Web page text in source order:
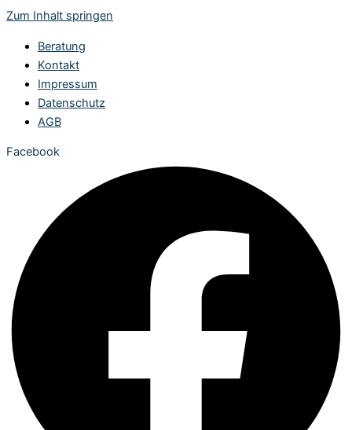
Zum Inhalt springen
Beratung
Kontakt
Impressum
Datenschutz
AGB
Facebook